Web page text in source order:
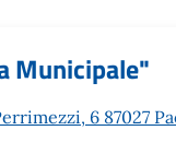
Municipale"
6 87027